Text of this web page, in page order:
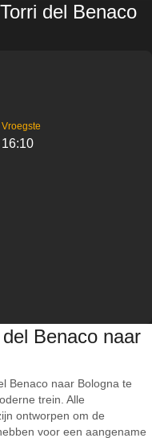
del Benaco
Vroegste
16:10
Benaco naar
Benaco naar Bologna te
trein. Alle
ontworpen om de
voor een aangename